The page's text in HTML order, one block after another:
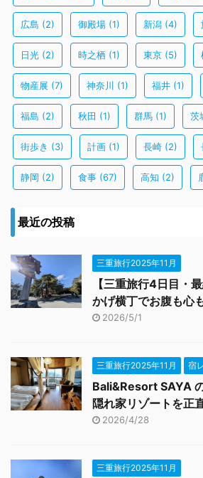
広島 (2) 御殿場 (1) 新潟 (4)
日光 (2) 時之栖 (1) 東京 (5)
物産展 (7) 神奈川 (1) 福井 (1)
福島 (2) 秋田 (1) 群馬 (1) 茨
街歩き (3) 計画 (1) 長崎 (2)
静岡 (2) 食事 (67) 高知 (2)
最近の投稿
三重旅行2025年11月
【三重旅行4日目・
かげ横丁でお腹も心
2026/5/1
三重旅行2025年11月 宿
Bali&Resort SAYA
隠れ家リゾートを正
2026/4/28
三重旅行2025年11月